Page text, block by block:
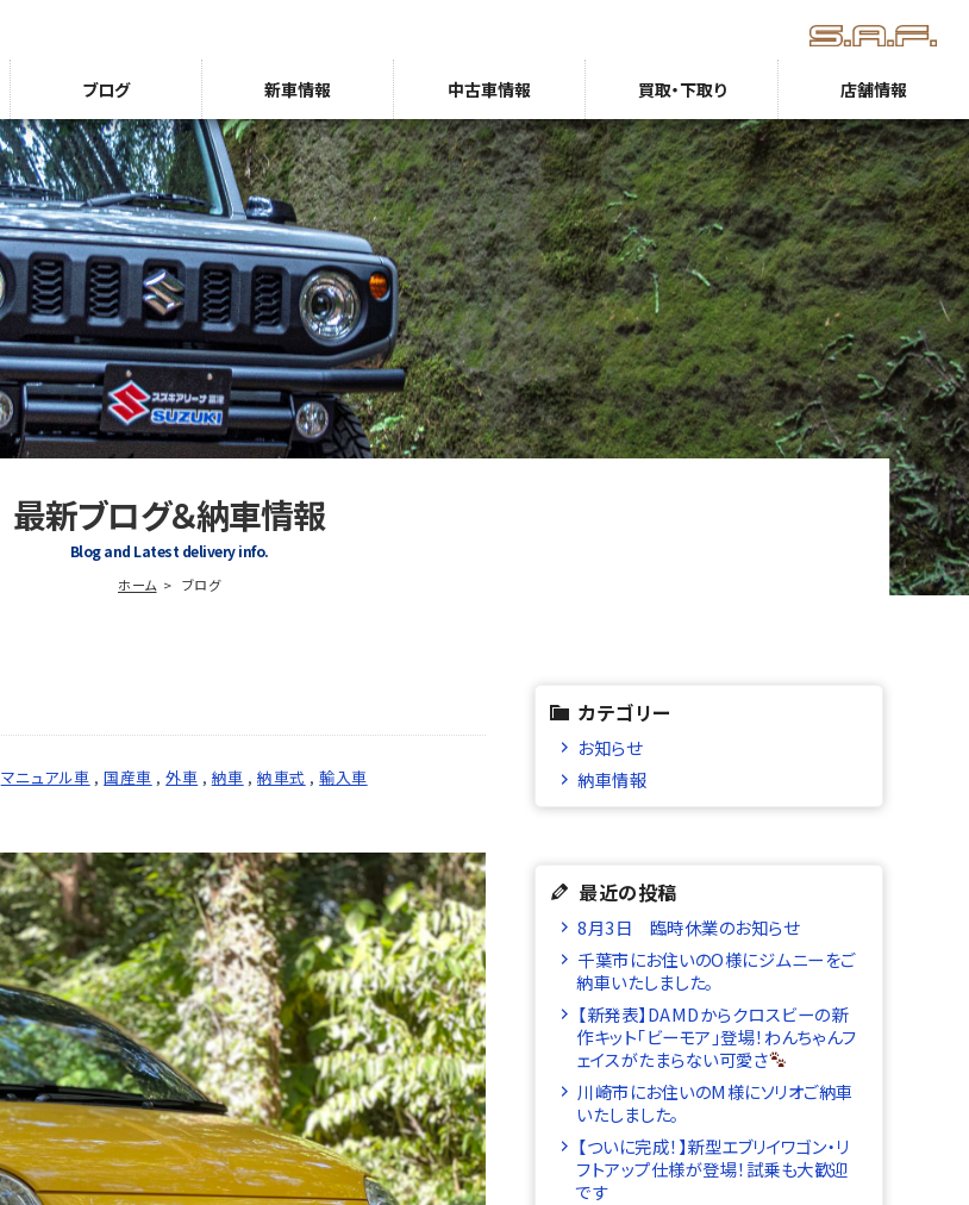
ブログ 新車情報 中古車情報 買取・下取り 店舗情報
最新ブログ＆納車情報
Blog and Latest delivery info.
ホーム ブログ
マニュアル車 ,国産車 ,外車 , 納車 ,納車式 ,輸入車
カテゴリー
お知らせ
納車情報
最近の投稿
8月3日 臨時休業のお知らせ
千葉市にお住いのO様にジムニーをご
納車いたしました。
【新発表】DAMDからクロスビーの新
作キット「ビーモア」登場！わんちゃんフ
ェイスがたまらない可愛さ
川崎市にお住いのM様にソリオご納車
いたしました。
【ついに完成！】新型エブリイワゴン・リ
フトアップ仕様が登場！試乗も大歓迎
です